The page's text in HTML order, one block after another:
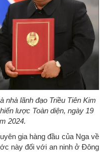
nhà lãnh đạo Triều Tiên Kim
lược Toàn diện, ngày 19
2024.
gia hàng đầu của Nga về
này đối với an ninh ở Đông